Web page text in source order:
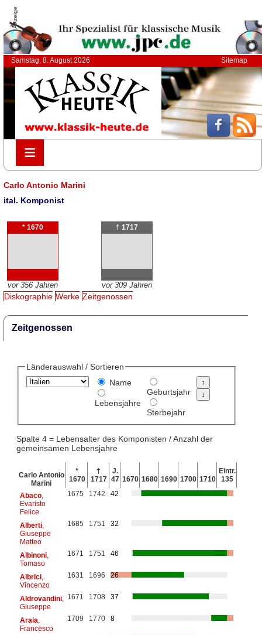
Anzeige
Samstag, 8. August 2026 Sitemap
≡
≡
Carlo Antonio Marini
ital. Komponist
* 1670
vor 356 Jahren
† 1717
vor 309 Jahren
Diskographie Werke Zeitgenossen
Zeitgenossen
Länderauswahl / Sortieren
Name
Lebensjahre
Geburtsjahr
Sterbejahr
Spalte 4 = Lebensalter des Komponisten / Anzahl der
gemeinsamen Lebensjahre
Carlo Antonio
Marini
*
1670
†
1717
J.
47 1670 1680 1690 1700 1710
Eintr.
135
Abaco,
Evaristo
Felice
1675 1742 42
Alberti,
Giuseppe
Matteo
1685 1751 32
Albinoni,
Tomaso
1671 1751 46
Albrici,
Vincenzo
1631 1696 26
Aldrovandini,
Giuseppe
1671 1708 37
Araia
Francesco
1709 1770 8